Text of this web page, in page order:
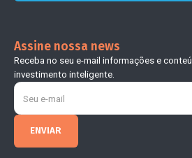
Assine nossa news
Receba no seu e-mail informações e
investimento inteligente.